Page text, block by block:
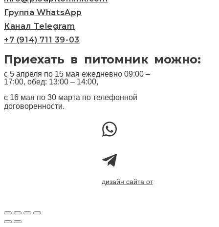
Группа WhatsApp
Канал Telegram
+7 (914) 711 39-03
Приехать в питомник можно:
с 5 апреля по 15 мая ежедневно 09:00 –
17:00, обед: 13:00 – 14:00,
с 16 мая по 30 марта по телефонной
договоренности.
дизайн сайта от